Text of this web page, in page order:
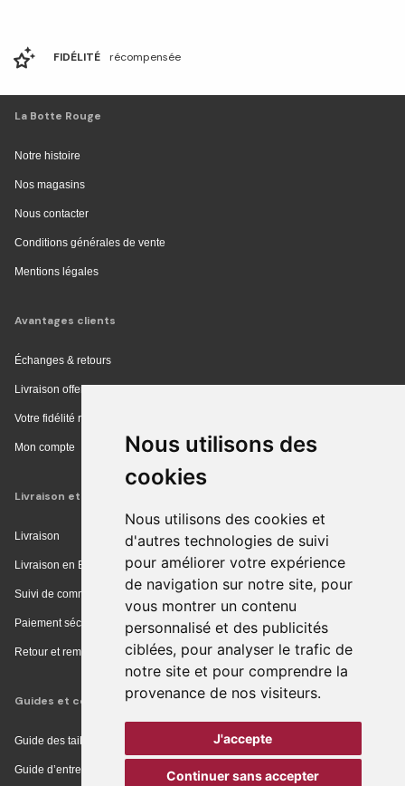
Nous utilisons des
cookies
Nous utilisons des cookies et
d'autres technologies de suivi
pour améliorer votre expérience
de navigation sur notre site, pour
vous montrer un contenu
personnalisé et des publicités
ciblées, pour analyser le trafic de
notre site et pour comprendre la
provenance de nos visiteurs.
J'accepte
Continuer sans accepter
FIDÉLITÉ récompensée
La Botte Rouge
Notre histoire
Nos magasins
Nous contacter
Conditions générales de vente
Mentions légales
Avantages clients
Échanges & retours
Livraison offerte en magasin
Votre fidélité récompensée
Mon compte
Livraison et achat
Livraison
Livraison en Europe
Suivi de commande
Paiement sécurisé
Retour et remboursement
Guides et conseils
Guide des tailles
Guide d’entretien